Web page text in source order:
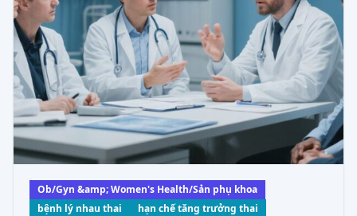
Ob/Gyn &amp; Women's Health/Sản phụ khoa
bệnh lý nhau thai
hạn chế tăng trưởng thai